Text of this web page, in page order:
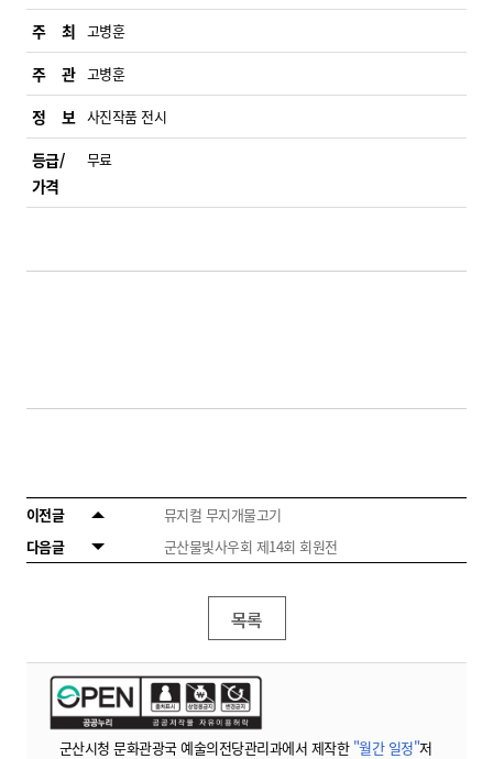
주 최 고병훈
주 관 고병훈
정 보 사진작품 전시
등급/
가격
무료
이전글
뮤지컬 무지개물고기
다음글
군산물빛사우회 제14회 회원전
목록
군산시청 문화관광국 예술의전당관리과에서 제작한 "월간 일정"저